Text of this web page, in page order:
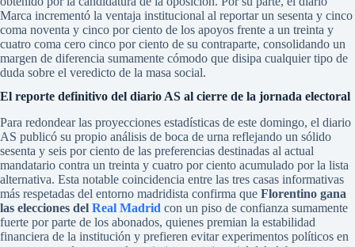
Marca incrementó la ventaja institucional al reportar un sesenta y cinco
coma noventa y cinco por ciento de los apoyos frente a un treinta y
cuatro coma cero cinco por ciento de su contraparte, consolidando un
margen de diferencia sumamente cómodo que disipa cualquier tipo de
duda sobre el veredicto de la masa social.
El reporte definitivo del diario AS al cierre de la jornada electoral
Para redondear las proyecciones estadísticas de este domingo, el diario
AS publicó su propio análisis de boca de urna reflejando un sólido
sesenta y seis por ciento de las preferencias destinadas al actual
mandatario contra un treinta y cuatro por ciento acumulado por la lista
alternativa. Esta notable coincidencia entre las tres casas informativas
más respetadas del entorno madridista confirma que Florentino gana
las elecciones del Real Madrid con un piso de confianza sumamente
fuerte por parte de los abonados, quienes premian la estabilidad
financiera de la institución y prefieren evitar experimentos políticos en